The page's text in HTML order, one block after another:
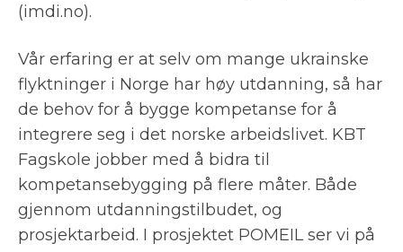
(imdi.no).
Vår erfaring er at selv om mange ukrainske
flyktninger i Norge har høy utdanning, så har
de behov for å bygge kompetanse for å
integrere seg i det norske arbeidslivet. KBT
Fagskole jobber med å bidra til
kompetansebygging på flere måter. Både
gjennom utdanningstilbudet, og
prosjektarbeid. I prosjektet POMEIL ser vi på